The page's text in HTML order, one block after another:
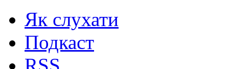
Як слухати
Подкаст